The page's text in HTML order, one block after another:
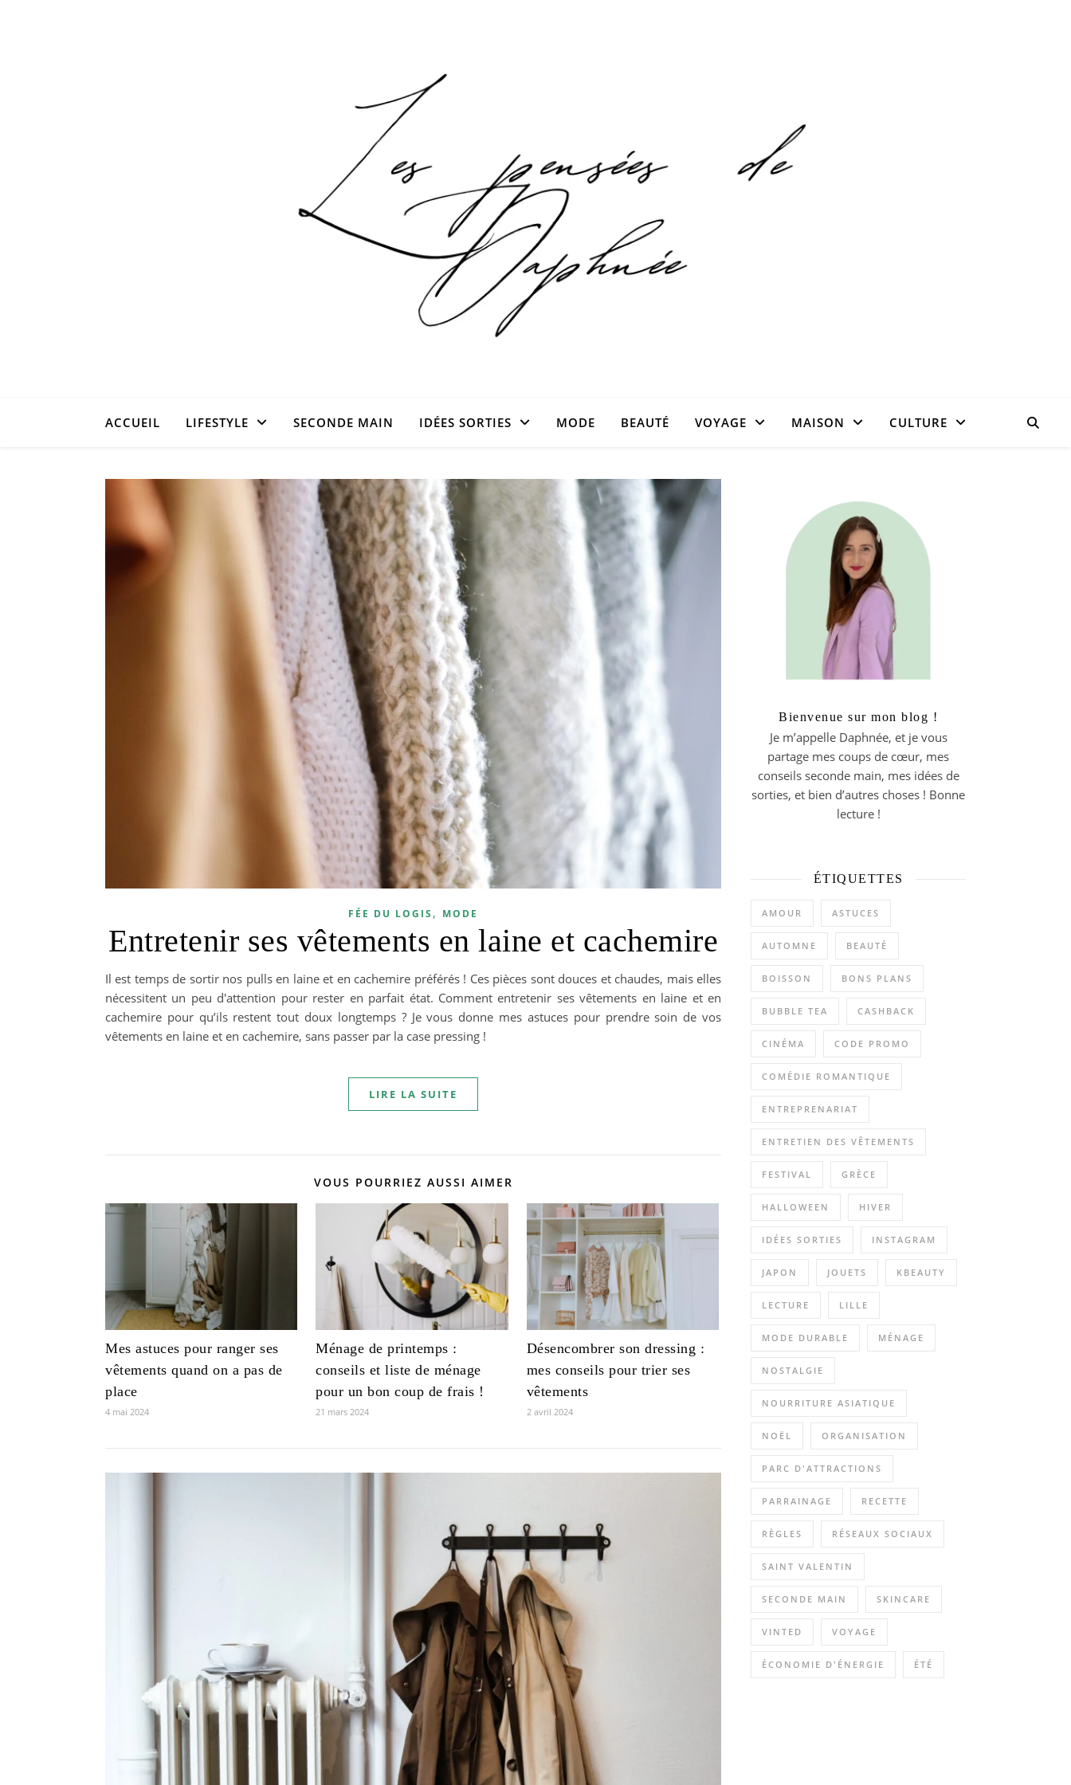
ACCUEIL LIFESTYLE SECONDE MAIN IDÉES SORTIES MODE BEAUTÉ VOYAGE MAISON CULTURE
FÉE DU LOGIS , MODE
Entretenir ses vêtements en laine et cachemire
Il est temps de sortir nos pulls en laine et en cachemire préférés ! Ces pièces sont douces et chaudes, mais elles
nécessitent un peu d'attention pour rester en parfait état. Comment entretenir ses vêtements en laine et en
cachemire pour qu’ils restent tout doux longtemps ? Je vous donne mes astuces pour prendre soin de vos
vêtements en laine et en cachemire, sans passer par la case pressing !
LIRE LA SUITE
VOUS POURRIEZ AUSSI AIMER
Mes astuces pour ranger ses
vêtements quand on a pas de
place
4 mai 2024
Ménage de printemps :
conseils et liste de ménage
pour un bon coup de frais !
21 mars 2024
Désencombrer son dressing :
mes conseils pour trier ses
vêtements
2 avril 2024
Bienvenue sur mon blog !
Je m’appelle Daphnée, et je vous
partage mes coups de cœur, mes
conseils seconde main, mes idées de
sorties, et bien d’autres choses ! Bonne
lecture !
ÉTIQUETTES
AMOUR ASTUCES
AUTOMNE BEAUTÉ
BOISSON BONS PLANS
BUBBLE TEA CASHBACK
CINÉMA CODE PROMO
COMÉDIE ROMANTIQUE
ENTREPRENARIAT
ENTRETIEN DES VÊTEMENTS
FESTIVAL GRÈCE
HALLOWEEN HIVER
IDÉES SORTIES INSTAGRAM
JAPON JOUETS KBEAUTY
LECTURE LILLE
MODE DURABLE MÉNAGE
NOSTALGIE
NOURRITURE ASIATIQUE
NOËL ORGANISATION
PARC D'ATTRACTIONS
PARRAINAGE RECETTE
RÈGLES RÉSEAUX SOCIAUX
SAINT VALENTIN
SECONDE MAIN SKINCARE
VINTED VOYAGE
ÉCONOMIE D'ÉNERGIE ÉTÉ